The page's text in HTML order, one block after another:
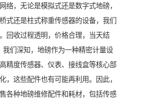
络，无论是模拟式还是数字式地磅，
式还是柱式称重传感器的设备，我们
回收过程透明，价格合理，当天结
我们深知，地磅作为一种精密计量设
精度传感器、仪表、接线盒等核心部
，这些配件也有可能再利用。因此，
各种地磅维修配件和耗材，包括传感